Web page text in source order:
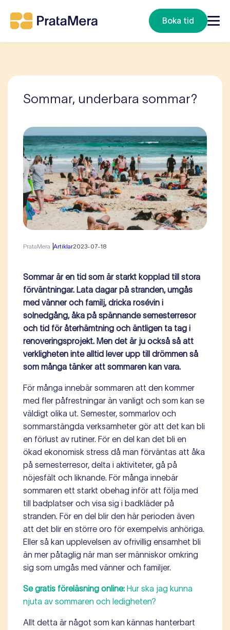
Boka tid
Sommar, underbara sommar?
PrataMera Artiklar2023-07-18
Sommar är en tid som är starkt kopplad till stora
förväntningar. Lata dagar på stranden, umgås
med vänner och familj, dricka rosévin i
solnedgång, åka på spännande semesterresor
och tid för återhämtning och äntligen ta tag i
renoveringsprojekt. Men det är ju också så att
verkligheten inte alltid lever upp till drömmen så
som många tänker att sommaren kan vara.
För många innebär sommaren att den kommer
med fler påfrestningar än vanligt och som kan se
väldigt olika ut. Semester, sommarlov och
sommarstängda verksamheter gör att det kan bli
en förlust av rutiner. För en del kan det bli en
ökad ekonomisk stress då man förväntas att åka
på semesterresor, delta i aktiviteter, gå på
nöjesfält och liknande. För många innebär
sommaren ett starkt obehag inför att följa med
till badplatser och visa sig i badkläder på
stranden. För en del blir den här perioden även
att det blir en större oro för exempelvis anhöriga.
Eller så kan upplevelsen av ofrivillig ensamhet bli
än mer påtaglig när man ser människor omkring
sig som umgås med vänner och familjer.
Se gratis föreläsning online: Hur ska jag kunna
njuta av sommaren och ledigheten?
Allt detta är något som kan kännas hanterbart